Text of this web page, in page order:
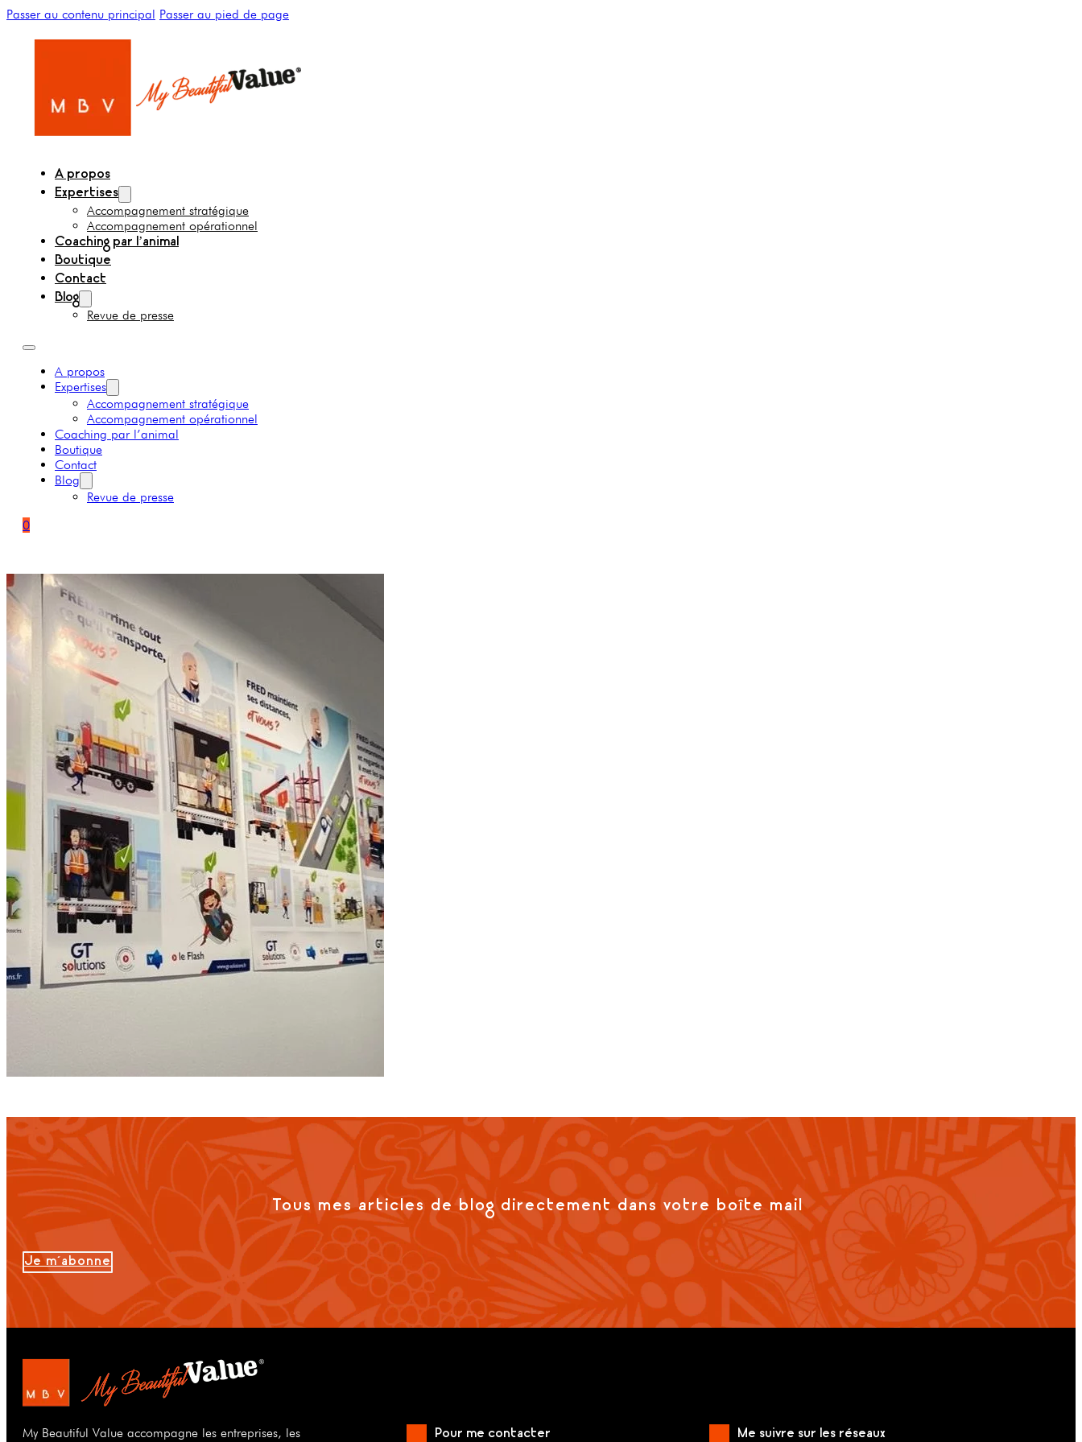
Passer au contenu principal Passer au pied de page
A propos
Expertises
Accompagnement stratégique
Accompagnement opérationnel
Coaching par l’animal
Boutique
Contact
Blog
Revue de presse
A propos
Expertises
Accompagnement stratégique
Accompagnement opérationnel
Coaching par l’animal
Boutique
Contact
Blog
Revue de presse
0
Tous mes articles de blog directement dans votre boîte mail
Je m'abonne
My Beautiful Value accompagne les entreprises, les
Pour me contacter Me suivre sur les réseaux